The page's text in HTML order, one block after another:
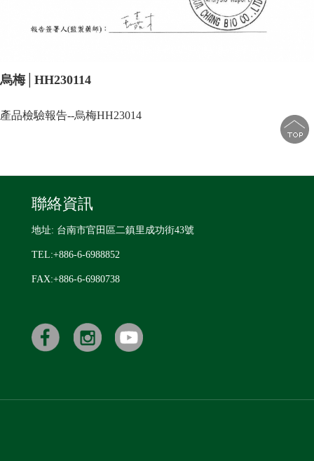
烏梅│HH230114
產品檢驗報告--烏梅HH23014
聯絡資訊
地址: 台南市官田區二鎮里成功街43號
TEL:+886-6-6988852
FAX:+886-6-6980738